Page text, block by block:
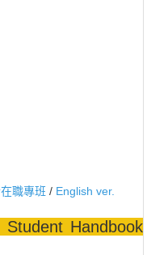
職專班 / English ver.
Handbook